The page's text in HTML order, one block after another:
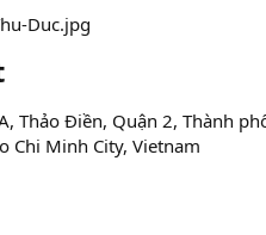
Thảo Điền, Quận 2, Thành
Chi Minh City, Vietnam